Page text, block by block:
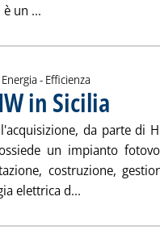
un ...
- Efficienza
in Sicilia
da parte di
un impianto
costruzione,
elettrica d...